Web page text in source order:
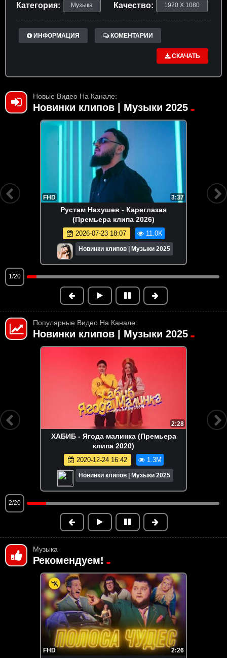
Категория: Музыка Качество: 1920 X 1080
ИНФОРМАЦИЯ КОМЕНТАРИИ
СКАЧАТЬ
Новые Видео На Канале:
Новинки клипов | Музыки 2025
FHD 3:37
Рустам Нахушев - Кареглазая
(Премьера клипа 2026)
2026-07-23 18:07 11.0K
Новинки клипов | Музыки 2025
1/20
Популярные Видео На Канале:
Новинки клипов | Музыки 2025
4:32
RASA (Раса) - ПОГУДИМ (Премьера
клипа 2022)
2022-08-12 10:08 1.2M
Новинки клипов | Музыки 2025
3/20
Музыка
Рекомендуем!
FHD 2:26